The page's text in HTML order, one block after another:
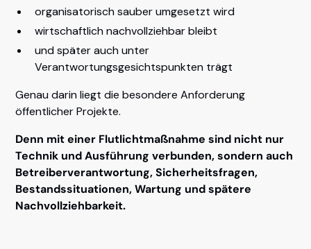
organisatorisch sauber umgesetzt wird
wirtschaftlich nachvollziehbar bleibt
und später auch unter
Verantwortungsgesichtspunkten trägt
Genau darin liegt die besondere Anforderung
öffentlicher Projekte.
Denn mit einer Flutlichtmaßnahme sind nicht nur
Technik und Ausführung verbunden, sondern auch
Betreiberverantwortung, Sicherheitsfragen,
Bestandssituationen, Wartung und spätere
Nachvollziehbarkeit.